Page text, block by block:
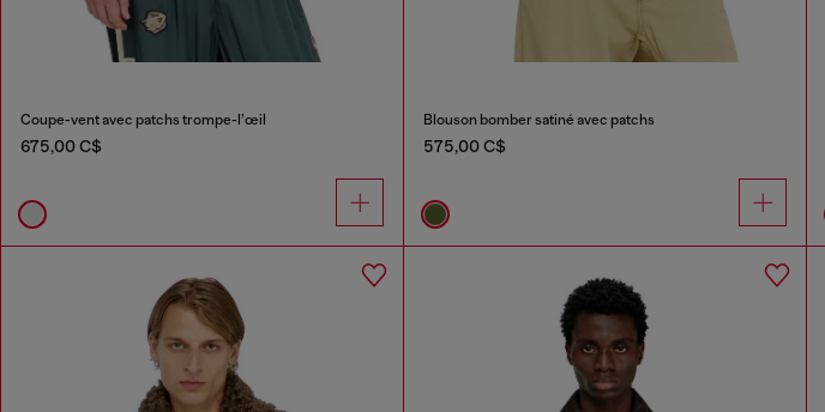
Coupe-vent avec patchs trompe-l’œil
675,00 C$
Blouson bomber satiné avec patchs
575,00 C$